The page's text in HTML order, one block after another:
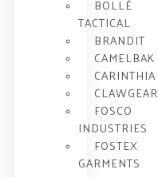
BOLLÉ
TACTICAL
BRANDIT
CAMELBAK
CARINTHIA
CLAWGEAR
FOSCO
INDUSTRIES
FOSTEX
GARMENTS